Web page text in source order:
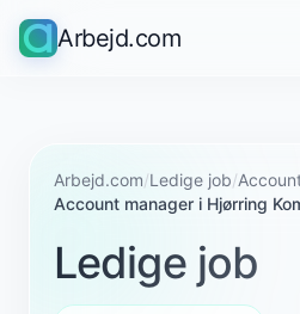
Arbejd.com
Arbejd.com/Ledige job/
Account manager i Hjørring
Ledige job